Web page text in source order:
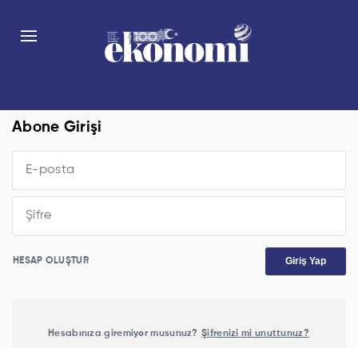
Abone Girişi
HESAP OLUŞTUR Giriş Yap
Hesabınıza giremiyor musunuz? Şifrenizi mi unuttunuz?